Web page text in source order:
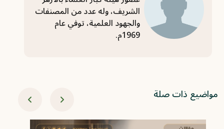
الشريف، وله عدد من المصنفات
والجهود العلمية، توفي عام
1969م.
مواضيع ذات صلة